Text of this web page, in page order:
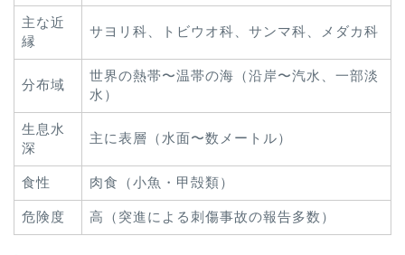
主な近
縁
サヨリ科、トビウオ科、サンマ科、メダカ科
分布域
世界の熱帯〜温帯の海（沿岸〜汽水、一部淡
水）
生息水
深
主に表層（水面〜数メートル）
食性 肉食（小魚・甲殻類）
危険度 高（突進による刺傷事故の報告多数）